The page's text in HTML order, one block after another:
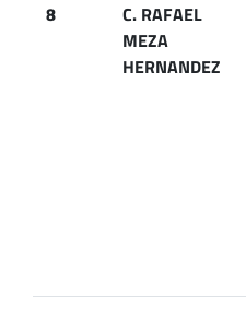
8
C. RAFAEL
MEZA
HERNANDEZ